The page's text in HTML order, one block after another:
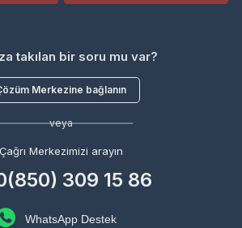
takılan bir soru mu var?
Merkezine bağlanın
veya
Çağrı Merkezimizi arayın
309 15 86
WhatsApp Destek